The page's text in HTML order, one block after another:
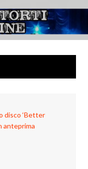
Distorti
Magazine
disco ‘Better
anteprima